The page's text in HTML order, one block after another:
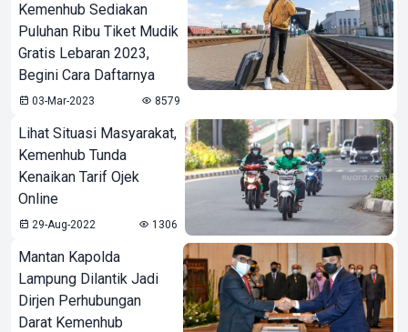
Kemenhub Sediakan
Puluhan Ribu Tiket Mudik
Gratis Lebaran 2023,
Begini Cara Daftarnya
03-Mar-2023 8579
Lihat Situasi Masyarakat,
Kemenhub Tunda
Kenaikan Tarif Ojek
Online
29-Aug-2022 1306
Mantan Kapolda
Lampung Dilantik Jadi
Dirjen Perhubungan
Darat Kemenhub